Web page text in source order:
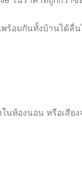
ร้อมกันทั้งบ้านได้ลื่
ห้องนอน หรือเสียง